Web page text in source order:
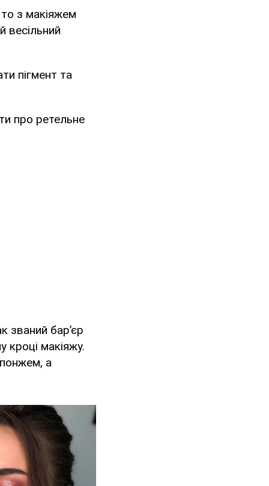
з макіяжем
весільний
пігмент та
про ретельне
званий бар’єр
макіяжу.
а